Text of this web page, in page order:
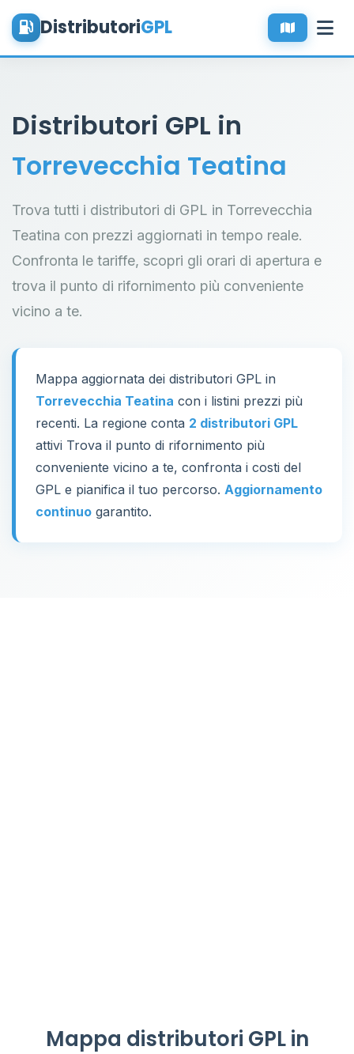
DistributoriGPL
Distributori GPL in
Torrevecchia Teatina
Trova tutti i distributori di GPL in Torrevecchia
Teatina con prezzi aggiornati in tempo reale.
Confronta le tariffe, scopri gli orari di apertura e
trova il punto di rifornimento più conveniente
vicino a te.
Mappa aggiornata dei distributori GPL in
Torrevecchia Teatina con i listini prezzi più
recenti. La regione conta 2 distributori GPL
attivi Trova il punto di rifornimento più
conveniente vicino a te, confronta i costi del
GPL e pianifica il tuo percorso. Aggiornamento
continuo garantito.
Mappa distributori GPL in